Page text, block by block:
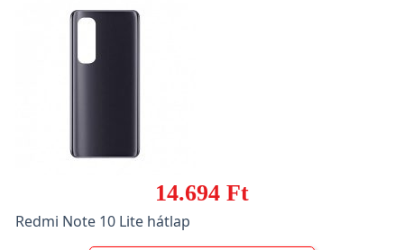
14.694 Ft
Redmi Note 10 Lite hátlap